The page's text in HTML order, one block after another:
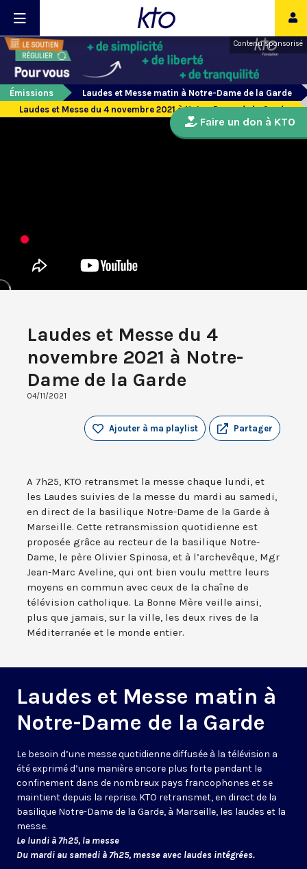
Contenu sponsorisé
Émissions
Laudes et Messe matin à Notre-Dame de la Garde
Laudes et Messe du 4 novembre 2021 à Notre-Dame de la Garde
Laudes et Messe du 4
novembre 2021 à Notre-
Dame de la Garde
04/11/2021
Partager
Ajouter à ma playlist
A 7h25, KTO retransmet la messe chaque lundi, et
les Laudes suivies de la messe du mardi au samedi,
en direct de la basilique Notre-Dame de la Garde à
Marseille. Cette retransmission quotidienne est
proposée grâce au recteur de la basilique Notre-
Dame, le père Olivier Spinosa, et à l’archevêque, Mgr
Jean-Marc Aveline, qui ont bien voulu mettre leurs
moyens en commun avec ceux de la chaîne de
télévision catholique. La Bonne Mère veille ainsi,
plus que jamais, sur la ville, les deux rives de la
Méditerranée et le monde entier.
Laudes et Messe matin à
Notre-Dame de la Garde
Le besoin d’une messe quotidienne diffusée à la télévision a
été exprimé d’une manière encore plus forte pendant le
confinement dans de nombreux pays francophones et se
maintient depuis la reprise. KTO retransmet, en direct de la
basilique Notre-Dame de la Garde, à Marseille, les laudes et la
messe.
Le lundi à 7h25, la messe
Du mardi au samedi à 7h25, messe avec laudes intégrées.
Faire un don à KTO